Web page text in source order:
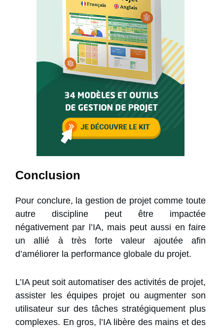
Conclusion
Pour conclure, la gestion de projet comme toute
autre discipline peut être impactée
négativement par l’IA, mais peut aussi en faire
un allié à très forte valeur ajoutée afin
d’améliorer la performance globale du projet.
L’IA peut soit automatiser des activités de projet,
assister les équipes projet ou augmenter son
utilisateur sur des tâches stratégiquement plus
complexes. En gros, l’IA libère des mains et des